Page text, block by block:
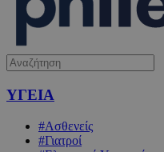
ΥΓΕΙΑ
#Ασθενείς
#Γιατροί